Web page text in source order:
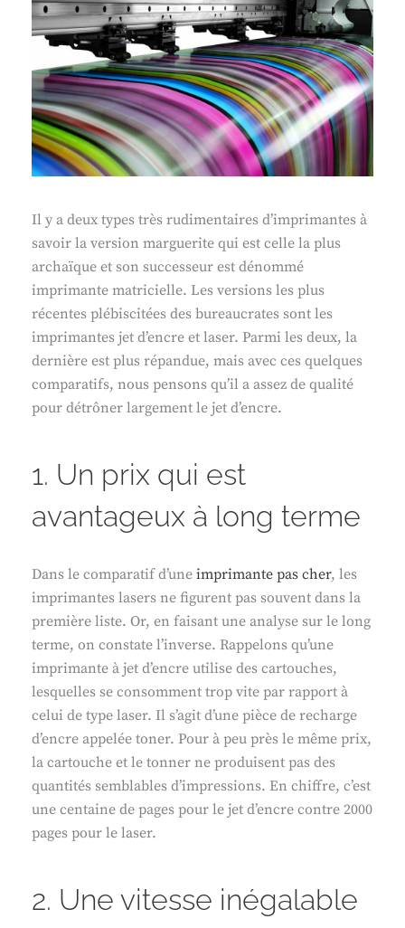
Il y a deux types très rudimentaires d’imprimantes à
savoir la version marguerite qui est celle la plus
archaïque et son successeur est dénommé
imprimante matricielle. Les versions les plus
récentes plébiscitées des bureaucrates sont les
imprimantes jet d’encre et laser. Parmi les deux, la
dernière est plus répandue, mais avec ces quelques
comparatifs, nous pensons qu’il a assez de qualité
pour détrôner largement le jet d’encre.
1. Un prix qui est
avantageux à long terme
Dans le comparatif d’une imprimante pas cher, les
imprimantes lasers ne figurent pas souvent dans la
première liste. Or, en faisant une analyse sur le long
terme, on constate l’inverse. Rappelons qu’une
imprimante à jet d’encre utilise des cartouches,
lesquelles se consomment trop vite par rapport à
celui de type laser. Il s’agit d’une pièce de recharge
d’encre appelée toner. Pour à peu près le même prix,
la cartouche et le tonner ne produisent pas des
quantités semblables d’impressions. En chiffre, c’est
une centaine de pages pour le jet d’encre contre 2000
pages pour le laser.
2. Une vitesse inégalable